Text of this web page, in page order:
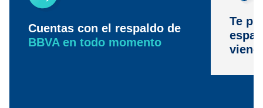
Cuentas con el respaldo de
BBVA en todo momento
Te